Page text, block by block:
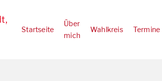
Startseite
Über
mich
Wahlkreis Termine